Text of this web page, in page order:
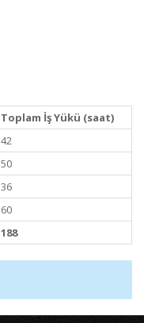
Toplam İş Yükü (saat)
42
50
36
60
188